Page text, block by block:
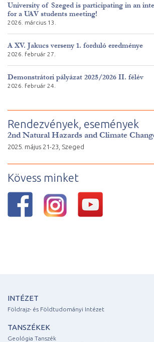
University of Szeged is participating in an
for a UAV students meeting!
2026. március 13.
A XV. Jakucs verseny 1. forduló eredménye
2026. február 27.
Demonstrátori pályázat 2025/2026 II. félév
2026. február 24.
Rendezvények, események
2nd Natural Hazards and Climate
2025. május 21-23, Szeged
Kövess minket
INTÉZET
Földrajz- és Földtudományi Intézet
TANSZÉKEK
Geológia Tanszék